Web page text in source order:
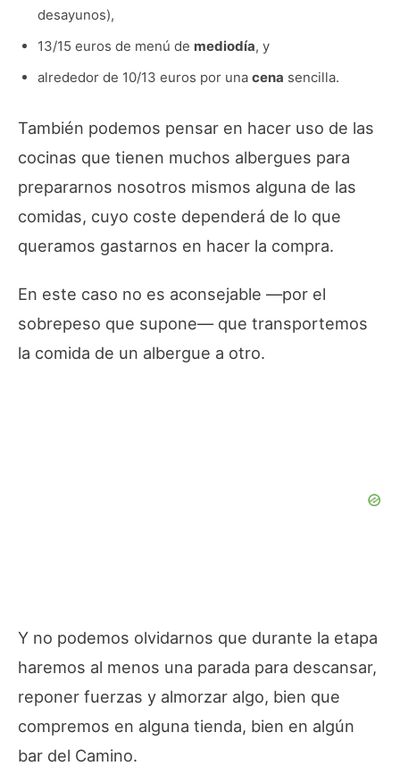
desayunos),
13/15 euros de menú de mediodía, y
alrededor de 10/13 euros por una cena sencilla.
También podemos pensar en hacer uso de las
cocinas que tienen muchos albergues para
prepararnos nosotros mismos alguna de las
comidas, cuyo coste dependerá de lo que
queramos gastarnos en hacer la compra.
En este caso no es aconsejable —por el
sobrepeso que supone— que transportemos
la comida de un albergue a otro.
Y no podemos olvidarnos que durante la etapa
haremos al menos una parada para descansar,
reponer fuerzas y almorzar algo, bien que
compremos en alguna tienda, bien en algún
bar del Camino.